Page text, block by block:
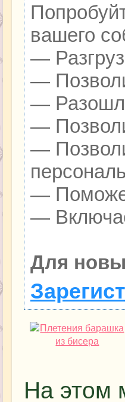
вашего
—
—
—
—
—
—
—
Для
На этом